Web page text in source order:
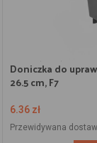
Doniczka do
26.5 cm, F7
6.36 zł
Przewidywana